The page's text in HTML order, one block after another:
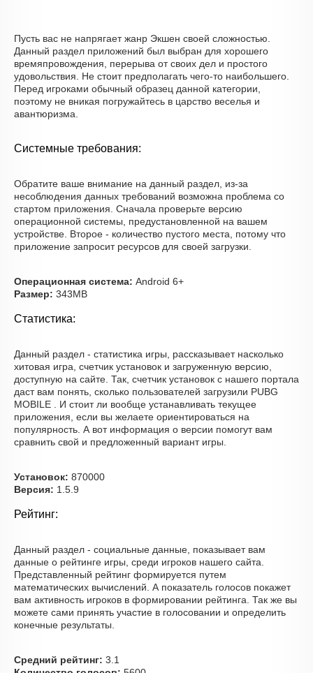
Пусть вас не напрягает жанр Экшен своей сложностью.
Данный раздел приложений был выбран для хорошего
времяпровождения, перерыва от своих дел и простого
удовольствия. Не стоит предполагать чего-то наибольшего.
Перед игроками обычный образец данной категории,
поэтому не вникая погружайтесь в царство веселья и
авантюризма.
Системные требования:
Обратите ваше внимание на данный раздел, из-за
несоблюдения данных требований возможна проблема со
стартом приложения. Сначала проверьте версию
операционной системы, предустановленной на вашем
устройстве. Второе - количество пустого места, потому что
приложение запросит ресурсов для своей загрузки.
Операционная система: Android 6+
Размер: 343MB
Статистика:
Данный раздел - статистика игры, рассказывает насколько
хитовая игра, счетчик установок и загруженную версию,
доступную на сайте. Так, счетчик установок с нашего портала
даст вам понять, сколько пользователей загрузили PUBG
MOBILE . И стоит ли вообще устанавливать текущее
приложения, если вы желаете ориентироваться на
популярность. А вот информация о версии помогут вам
сравнить свой и предложенный вариант игры.
Установок: 870000
Версия: 1.5.9
Рейтинг:
Данный раздел - социальные данные, показывает вам
данные о рейтинге игры, среди игроков нашего сайта.
Представленный рейтинг формируется путем
математических вычислений. А показатель голосов покажет
вам активность игроков в формировании рейтинга. Так же вы
можете сами принять участие в голосовании и определить
конечные результаты.
Средний рейтинг: 3.1